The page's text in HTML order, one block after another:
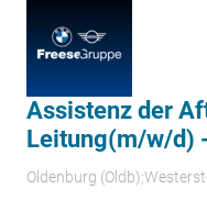
Assistenz der
Leitung(m/w/d) -
Oldenburg